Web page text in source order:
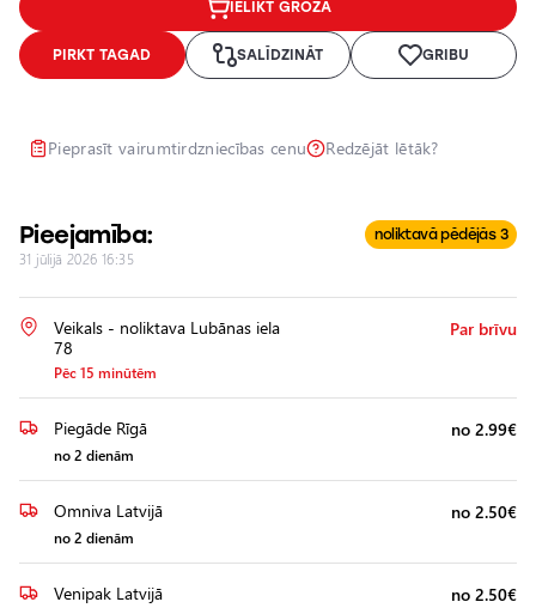
IELIKT GROZĀ
PIRKT TAGAD SALĪDZINĀT GRIBU
Pieprasīt vairumtirdzniecības cenu Redzējāt lētāk?
Pieejamība: noliktavā pēdējās 3
31 jūlijā 2026 16:35
Veikals - noliktava Lubānas iela
78
Pēc 15 minūtēm
Par brīvu
Piegāde Rīgā
no 2 dienām
no 2.99€
Omniva Latvijā
no 2 dienām
no 2.50€
Venipak Latvijā no 2.50€
Lukturu
pulēšana
Papildu
uzstādīšana